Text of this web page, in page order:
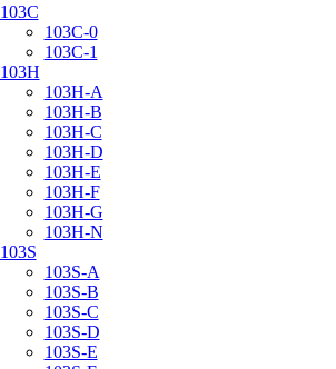
103C
103C-0
103C-1
103H
103H-A
103H-B
103H-C
103H-D
103H-E
103H-F
103H-G
103H-N
103S
103S-A
103S-B
103S-C
103S-D
103S-E